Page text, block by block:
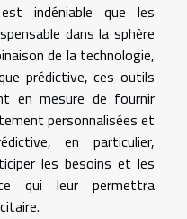
indéniable que les
dans la sphère
de la technologie,
prédictive, ces outils
en mesure de fournir
personnalisées et
en particulier,
les besoins et les
qui leur permettra